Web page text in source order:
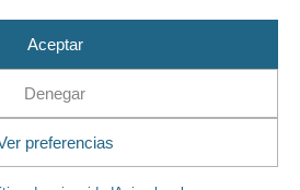
Aceptar
Denegar
preferencias
y sugerencias
PrivacidadCookies